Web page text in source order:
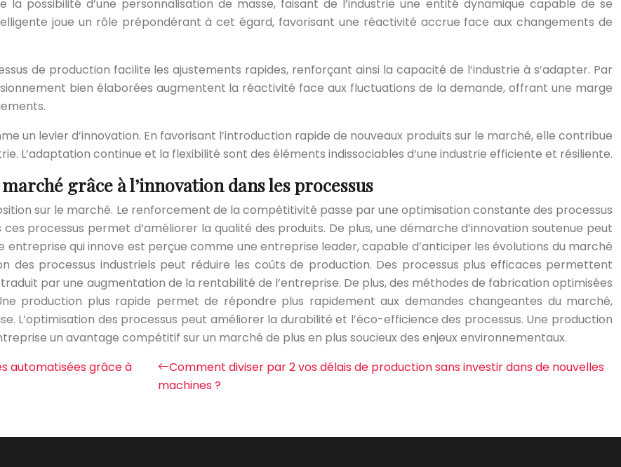
possibilité d’une personnalisation de masse, faisant de l’industrie une entité dynamique capable de se
joue un rôle prépondérant à cet égard, favorisant une réactivité accrue face aux changements de
de production facilite les ajustements rapides, renforçant ainsi la capacité de l’industrie à s’adapter. Par
bien élaborées augmentent la réactivité face aux fluctuations de la demande, offrant une marge
un levier d’innovation. En favorisant l’introduction rapide de nouveaux produits sur le marché, elle contribue
L’adaptation continue et la flexibilité sont des éléments indissociables d’une industrie efficiente et résiliente.
grâce à l’innovation dans les processus
sur le marché. Le renforcement de la compétitivité passe par une optimisation constante des processus
processus permet d’améliorer la qualité des produits. De plus, une démarche d’innovation soutenue peut
entreprise qui innove est perçue comme une entreprise leader, capable d’anticiper les évolutions du marché
des processus industriels peut réduire les coûts de production. Des processus plus efficaces permettent
par une augmentation de la rentabilité de l’entreprise. De plus, des méthodes de fabrication optimisées
production plus rapide permet de répondre plus rapidement aux demandes changeantes du marché,
L’optimisation des processus peut améliorer la durabilité et l’éco-efficience des processus. Une production
un avantage compétitif sur un marché de plus en plus soucieux des enjeux environnementaux.
automatisées grâce à
Comment diviser par 2 vos délais de production sans investir dans de nouvelles
machines ?